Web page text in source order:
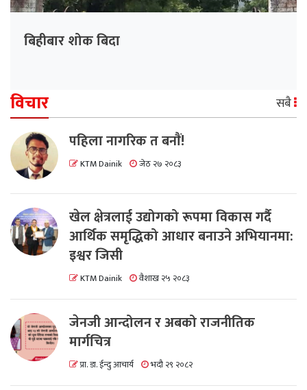
बिहीबार शोक बिदा
विचार सबै
पहिला नागरिक त बनाैं!
KTM Dainik जेठ २७ २०८३
खेल क्षेत्रलाई उद्योगको रूपमा विकास गर्दै
आर्थिक समृद्धिको आधार बनाउने अभियानमा:
इश्वर जिसी
KTM Dainik वैशाख २५ २०८३
जेनजी आन्दोलन र अबको राजनीतिक
मार्गचित्र
प्रा. डा. ईन्दु आचार्य भदौ २९ २०८२